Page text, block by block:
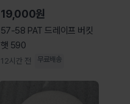
19,000원
57-58 PAT 드레이프 버킷
햇 590
12시간 전 무료배송